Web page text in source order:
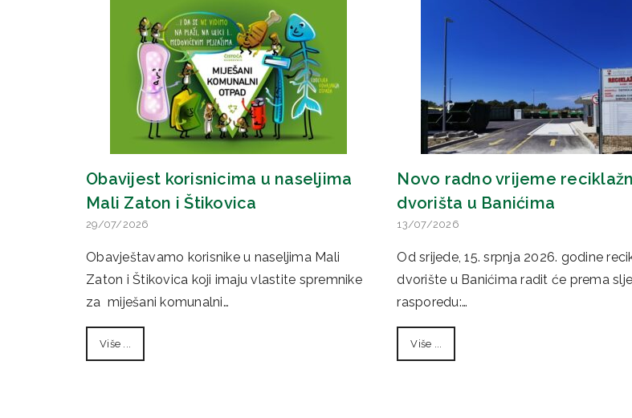
Obavijest korisnicima u naseljima
Mali Zaton i Štikovica
29/07/2026
Obavještavamo korisnike u naseljima Mali
Zaton i Štikovica koji imaju vlastite spremnike
za miješani komunalni…
Više ...
Novo radno vrijeme
dvorišta u Banićima
13/07/2026
Od srijede, 15. srpnja 2026. godine
dvorište u Banićima radit će prema
rasporedu:…
Više ...